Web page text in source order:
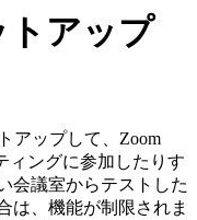
トアップ
アップして、Zoom
ィングに参加したりす
会議室からテストした
は、機能が制限されま